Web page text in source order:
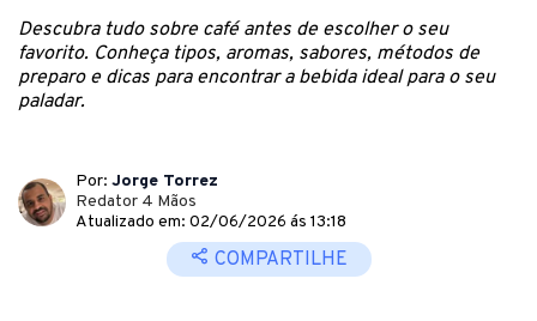
Descubra tudo sobre café antes de escolher o seu
favorito. Conheça tipos, aromas, sabores, métodos de
preparo e dicas para encontrar a bebida ideal para o seu
paladar.
Por: Jorge Torrez
Redator 4 Mãos
Atualizado em: 02/06/2026 ás 13:18
COMPARTILHE